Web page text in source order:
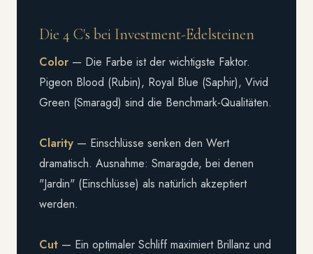
Die 4 C's bei Investment-Edelsteinen
Color — Die Farbe ist der wichtigste Faktor.
Pigeon Blood (Rubin), Royal Blue (Saphir), Vivid
Green (Smaragd) sind die Benchmark-Qualitäten.
Clarity — Einschlüsse senken den Wert
dramatisch. Ausnahme: Smaragde, bei denen
"Jardin" (Einschlüsse) als natürlich akzeptiert
werden.
Cut — Ein optimaler Schliff maximiert Brillanz und